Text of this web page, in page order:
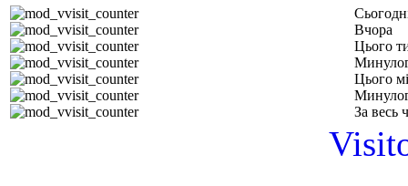
Вчора
Цього
Цього
За весь